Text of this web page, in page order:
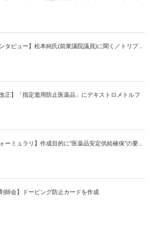
ンタビュー】松本純氏(前衆議院議員)に聞く／トリプ...
改正】「指定濫用防止医薬品」にデキストロメトルフ
ォーミュラリ】作成目的に“医薬品安定供給確保”の要...
剤師会】ドーピング防止カードを作成